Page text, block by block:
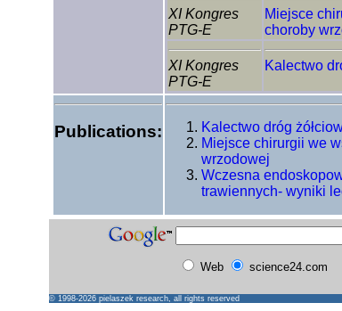
XI Kongres
PTG-E
Miejsce
choroby
XI Kongres
PTG-E
Kalectwo
Publications:
Kalectwo dróg
Miejsce chirurgii we
wrzodowej
Wczesna
trawiennych- wyniki
Web science24.com
© 1998-2026 pielaszek research, all rights reserved